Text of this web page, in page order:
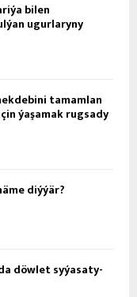
bilen
ugurlaryny
tamamlan
ýaşamak rugsady
diýýär?
döw­let sy­ýa­sa­ty­